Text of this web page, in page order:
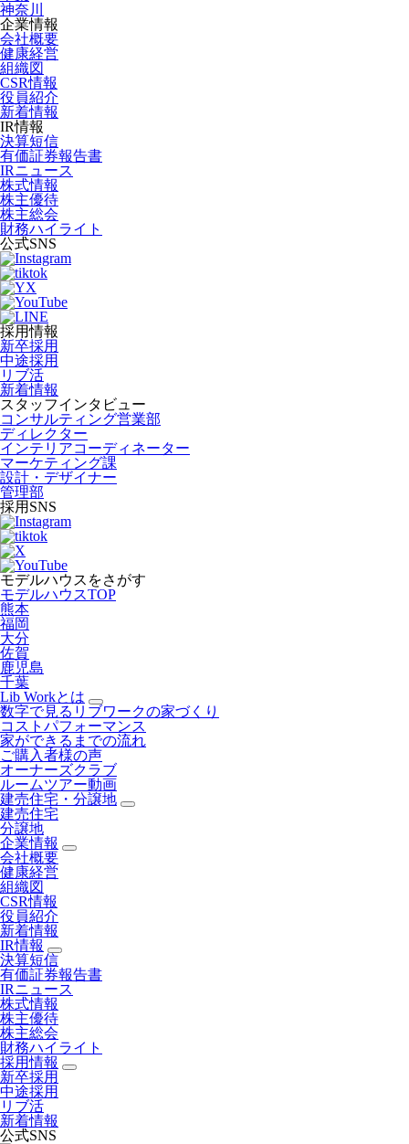
神奈川
企業情報
会社概要
健康経営
組織図
CSR情報
役員紹介
新着情報
IR情報
決算短信
有価証券報告書
IRニュース
株式情報
株主優待
株主総会
財務ハイライト
公式SNS
採用情報
新卒採用
中途採用
リブ活
新着情報
スタッフインタビュー
コンサルティング営業部
ディレクター
インテリアコーディネーター
マーケティング課
設計・デザイナー
管理部
採用SNS
モデルハウスをさがす
モデルハウスTOP
熊本
福岡
大分
佐賀
鹿児島
千葉
Lib Workとは
数字で見るリブワークの家づくり
コストパフォーマンス
家ができるまでの流れ
ご購入者様の声
オーナーズクラブ
ルームツアー動画
建売住宅・分譲地
建売住宅
分譲地
企業情報
会社概要
健康経営
組織図
CSR情報
役員紹介
新着情報
IR情報
決算短信
有価証券報告書
IRニュース
株式情報
株主優待
株主総会
財務ハイライト
採用情報
新卒採用
中途採用
リブ活
新着情報
公式SNS